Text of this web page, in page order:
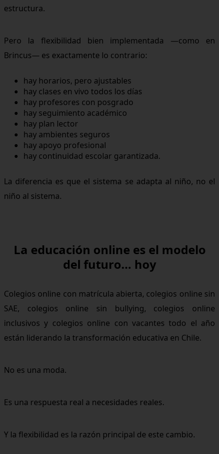
estructura.
Pero la flexibilidad bien implementada —como en
Brincus— es exactamente lo contrario:
hay horarios, pero ajustables
hay clases en vivo todos los días
hay profesores con posgrado
hay seguimiento académico
hay plan lector
hay ambientes seguros
hay apoyo profesional
hay continuidad escolar garantizada.
La diferencia es que el sistema se adapta al niño, no el
niño al sistema.
La educación online es el modelo
del futuro… hoy
Colegios online con matrícula abierta, colegios online sin
SAE, colegios online sin bullying, colegios online
inclusivos y colegios online con vacantes todo el año
están liderando la transformación educativa en Chile.
No es una moda.
Es una respuesta real a necesidades reales.
Y la flexibilidad es la razón principal de este cambio.